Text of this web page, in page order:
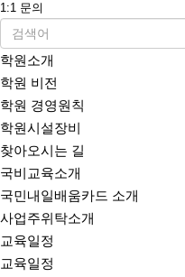
1:1 문의
학원소개
학원 비전
학원 경영원칙
학원시설장비
찾아오시는 길
국비교육소개
국민내일배움카드 소개
사업주위탁소개
교육일정
교육일정